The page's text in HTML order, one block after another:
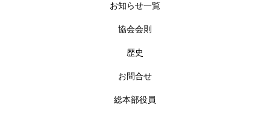
お知らせ一覧
協会会則
歴史
お問合せ
総本部役員